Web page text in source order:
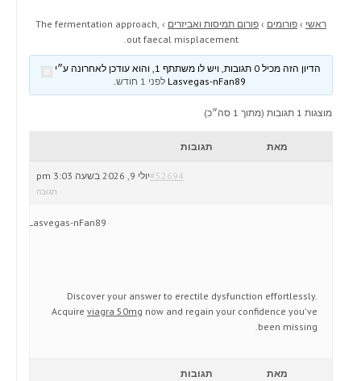
ראשי › פורומים › פורום תמיסות ואביזרים ›
The fermentation approach,
out faecal misplacement.
הדיון הזה מכיל 0 תגובות, ויש לו משתתף 1, והוא עודכן לאחרונה ע״י
לפני 1 חודש .
מוצגות 1 תגובות (מתוך 1 סה״כ)
מאת תגובות
יולי 9, 2026 בשעה 3:03 pm#52694
תגובה
Lasvegas-nFan89
Discover your answer to erectile dysfunction effortlessly.
Acquire viagra 50mg now and regain your confidence you've
been missing.
מאת תגובות